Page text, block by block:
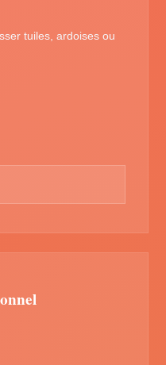
tuiles, ardoises ou